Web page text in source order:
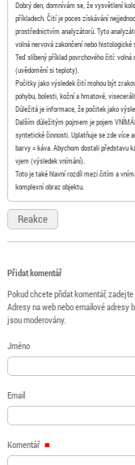
Dobrý den, domnívám se, že vysvětlení
příkladech. Čití je poces získávání
prostřednictvím analyzátorů. Tyto
volná nervová zakončení nebo
Teď slíbený příklad povrchového čití:
(uvědomění si teploty).
Počitky jako výsledek čití mohou být
pohybu, bolesti, kožní a hmatové,
Důležitá je informace, že počitek jako
Dalším důležitým pojmem je pojem
syntetické činnosti. Uplatňuje se zde více
barvy = káva. Abychom dostali představu
vjem (výsledek vnímání).
Toto je také hlavní rozdíl mezi čitím a
komplexní obraz objektu.
Reakce
Přidat komentář
Pokud chcete přidat komentář,
Adresy na web nebo emailové
jsou moderovány.
Jméno
Email
Komentář